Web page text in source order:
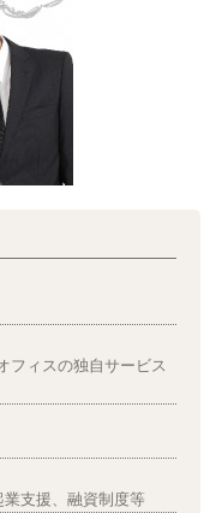
フィスの独自サービス
業支援、融資制度等